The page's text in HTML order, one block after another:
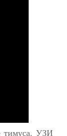
тимуса. УЗИ